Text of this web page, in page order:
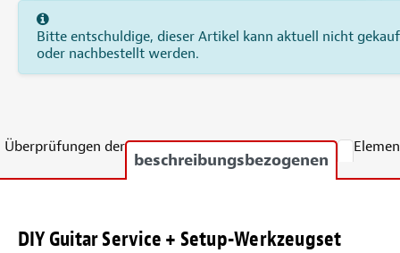
Bitte entschuldige, dieser Artikel kann aktuell nicht
oder nachbestellt werden.
Überprüfungen der
beschreibungsbezogenen
DIY Guitar Service + Setup-Werkzeugset